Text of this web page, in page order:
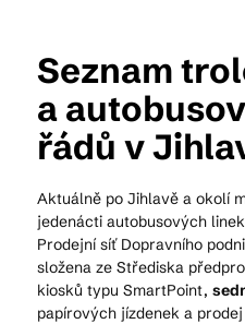
Články
Suvenýry
Praktické info
Seznam
a
řádů v
Aktuálně po Jihlavě a okolí
jedenácti autobusových
Prodejní síť Dopravního
složena ze Střediska
kiosků typu SmartPoint,
papírových jízdenek a